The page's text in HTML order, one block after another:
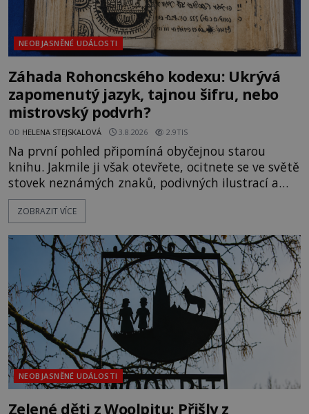
NEOBJASNĚNÉ UDÁLOSTI
Záhada Rohoncského kodexu: Ukrývá
zapomenutý jazyk, tajnou šifru, nebo
mistrovský podvrh?
OD HELENA STEJSKALOVÁ 3.8.2026 2.9TIS
Na první pohled připomíná obyčejnou starou
knihu. Jakmile ji však otevřete, ocitnete se ve světě
stovek neznámých znaků, podivných ilustrací a
textu, který už téměř dvě století vzdoruje všem
pokusům o rozluštění. Rohoncský kodex patří mezi
jistotou neví, kdo jej napsal, kdy vznikl ani co
vlastně vypráví. Rohoncský kodex se poprvé
objevuje v roce
ZOBRAZIT VÍCE
NEOBJASNĚNÉ UDÁLOSTI
Zelené děti z Woolpitu: Přišly z